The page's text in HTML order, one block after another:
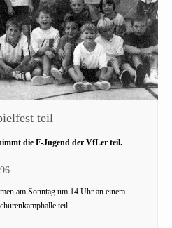
teil
die F-Jugend der VfLer teil.
am Sonntag um 14 Uhr an einem
teil.